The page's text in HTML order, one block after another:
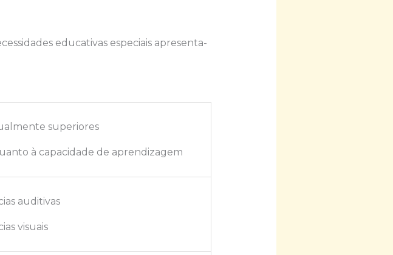
educativas especiais apresenta-
superiores
à capacidade de aprendizagem
auditivas
visuais